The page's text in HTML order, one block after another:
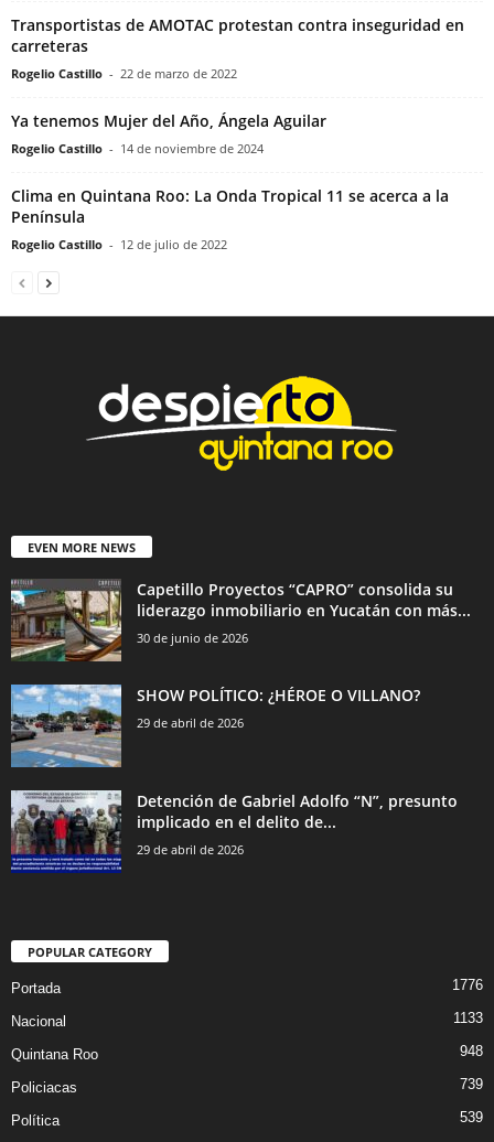
Transportistas de AMOTAC protestan contra inseguridad en
carreteras
Rogelio Castillo - 22 de marzo de 2022
Ya tenemos Mujer del Año, Ángela Aguilar
Rogelio Castillo - 14 de noviembre de 2024
Clima en Quintana Roo: La Onda Tropical 11 se acerca a la
Península
Rogelio Castillo - 12 de julio de 2022
EVEN MORE NEWS
Capetillo Proyectos “CAPRO” consolida su
liderazgo inmobiliario en Yucatán con más...
30 de junio de 2026
SHOW POLÍTICO: ¿HÉROE O VILLANO?
29 de abril de 2026
Detención de Gabriel Adolfo “N”, presunto
implicado en el delito de...
29 de abril de 2026
POPULAR CATEGORY
Portada 1776
Nacional 1133
Quintana Roo 948
Policiacas 739
Política 539